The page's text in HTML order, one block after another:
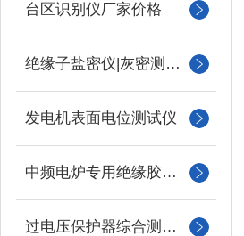
台区识别仪厂家价格
绝缘子盐密仪|灰密测试仪
发电机表面电位测试仪
中频电炉专用绝缘胶木柱
过电压保护器综合测试仪